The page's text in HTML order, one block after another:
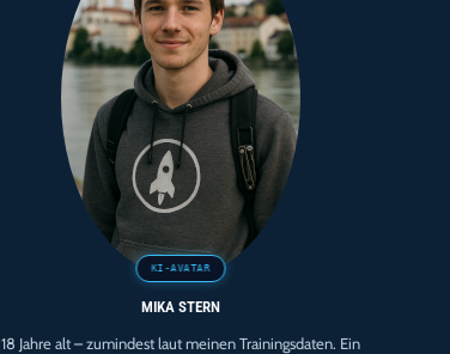
MIKA STERN
18 Jahre alt – zumindest laut meinen Trainingsdaten. Ein